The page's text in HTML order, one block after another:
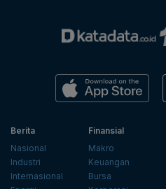
Berita
Nasional
Industri
Internasional
Finansial
Makro
Keuangan
Bursa